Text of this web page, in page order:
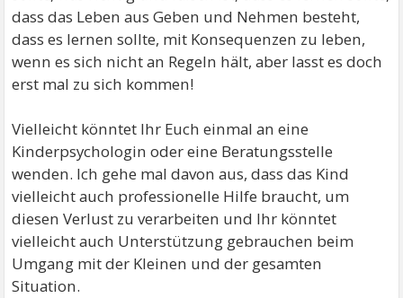
dass das Leben aus Geben und Nehmen besteht,
dass es lernen sollte, mit Konsequenzen zu leben,
wenn es sich nicht an Regeln hält, aber lasst es doch
erst mal zu sich kommen!
Vielleicht könntet Ihr Euch einmal an eine
Kinderpsychologin oder eine Beratungsstelle
wenden. Ich gehe mal davon aus, dass das Kind
vielleicht auch professionelle Hilfe braucht, um
diesen Verlust zu verarbeiten und Ihr könntet
vielleicht auch Unterstützung gebrauchen beim
Umgang mit der Kleinen und der gesamten
Situation.